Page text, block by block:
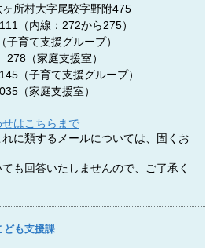
所村大字尾駮字野附475
（内線：272から275）
（子育て支援グループ）
家庭支援室）
（子育て支援グループ）
庭支援室）
せはこちらまで
に類するメールについては、固くお
も回答いたしませんので、ご了承く
ども支援課